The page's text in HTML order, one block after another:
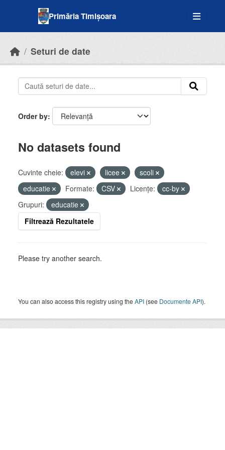
Primăria Timișoara
Seturi de date
Order by
No datasets found
Cuvinte cheie: elevi licee
scoli
educatie
Formate: CSV Licenţe:
cc-by
Grupuri:
educatie
Filtrează Rezultatele
Please try another search.
You can also access this registry using theAPI (see Documente API).